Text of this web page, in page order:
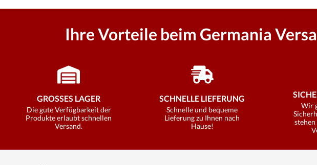
Ihre Vorteile beim Germania
GROSSES LAGER
Die gute Verfügbarkeit der
Produkte erlaubt schnellen
Versand.
SCHNELLE LIEFERUNG
Schnelle und bequeme
Lieferung zu Ihnen nach
Hause!
Wir